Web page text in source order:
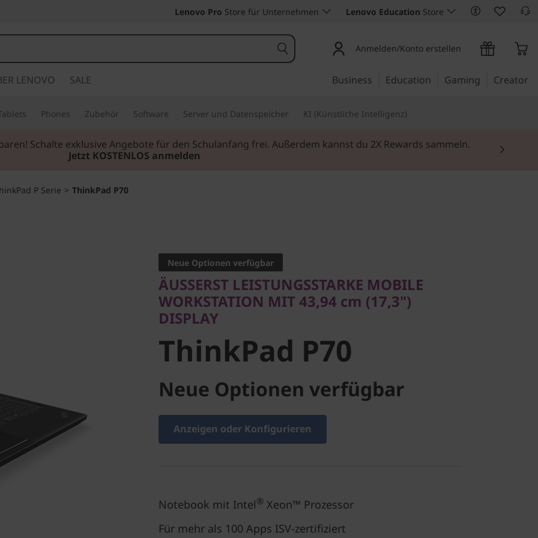
Lenovo Pro Store für Unternehmen Lenovo Education Store
Anmelden/Konto erstellen
LENOVO SALE Business Education Gaming Creator
Phones Zubehör Software Server und Datenspeicher KI (Künstliche Intelligenz)
Schalte exklusive Angebote für den Schulanfang frei. Außerdem kannst du 2X Rewards sammeln.
Jetzt KOSTENLOS anmelden
P Serie > ThinkPad P70
WORKSTATION MIT 43,94 cm (17,3")
DISPLAY
ThinkPad P70
Neue Optionen verfügbar
ÄUSSERST LEISTUNGSSTARKE MOBILE
WORKSTATION MIT 43,94 cm (17,3")
DISPLAY
ThinkPad P70
Neue Optionen verfügbar
Anzeigen oder Konfigurieren
Notebook mit Intel® Xeon™ Prozessor
Für mehr als 100 Apps ISV-zertifiziert